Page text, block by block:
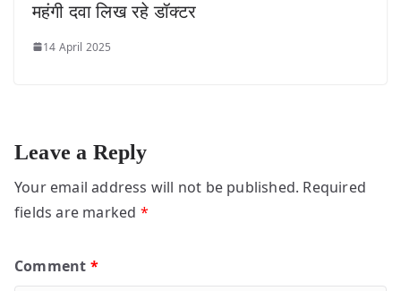
महंगी दवा लिख रहे डॉक्टर
14 April 2025
Leave a Reply
Your email address will not be published. Required
fields are marked *
Comment *